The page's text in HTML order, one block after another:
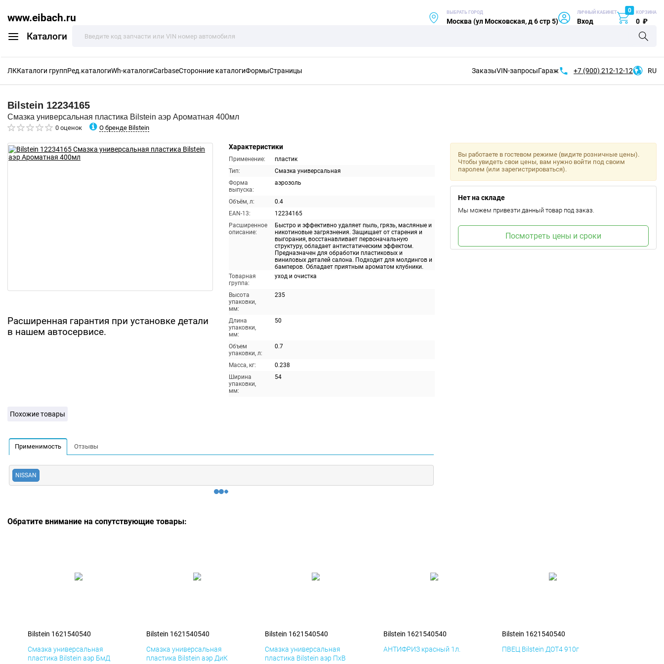
www.eibach.ru
Каталоги
ВЫБРАТЬ ГОРОД
Москва (ул Московская, д 6 стр 5)
ЛИЧНЫЙ КАБИНЕТ
Вход
0 КОРЗИНА
0 ₽
ЛККаталоги группРед.каталогиWh-каталогиCarbaseСторонние каталогиФормыСтраницы ЗаказыVIN-запросыГараж +7 (900) 212-12-12 RU
Bilstein 12234165
Смазка универсальная пластика Bilstein аэр Ароматная 400мл
0 оценок О бренде Bilstein
Расширенная гарантия при установке детали
в нашем автосервисе.
Характеристики
Применение:
пластик
Тип:
Смазка универсальная
Форма
выпуска:
аэрозоль
Объём, л:
0.4
EAN-13:
12234165
Расширенное
описание:
Быстро и эффективно удаляет пыль, грязь, масляные и
никотиновые загрязнения. Защищает от старения и
выгорания, восстанавливает первоначальную
структуру, обладает антистатическим эффектом.
Предназначен для обработки пластиковых и
виниловых деталей салона. Подходит для молдингов и
бамперов. Обладает приятным ароматом клубники.
Товарная
группа:
уход и очистка
Высота
упаковки,
мм:
235
Длина
упаковки,
мм:
50
Объем
упаковки, л:
0.7
Масса, кг:
0.238
Ширина
упаковки,
мм:
54
Вы работаете в гостевом режиме (видите розничные цены).
Чтобы увидеть свои цены, вам нужно войти под своим
паролем (или зарегистрироваться).
Нет на складе
Мы можем привезти данный товар под заказ.
Посмотреть цены и сроки
Похожие товары
Применимость Отзывы
NISSAN
Обратите внимание на сопутствующие товары:
Bilstein 1621540540
Смазка универсальная
пластика Bilstein аэр БмД
Bilstein 1621540540
Смазка универсальная
пластика Bilstein аэр ДиК
Bilstein 1621540540
Смазка универсальная
пластика Bilstein аэр ПхВ
Bilstein 1621540540
АНТИФРИЗ красный 1л.
Bilstein 1621540540
ПВЕЦ Bilstein ДОТ4 910г